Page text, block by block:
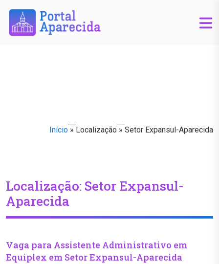
Início » Localização » Setor Expansul-Aparecida
Localização: Setor Expansul-
Aparecida
Vaga para Assistente Administrativo em
Equiplex em Setor Expansul-Aparecida